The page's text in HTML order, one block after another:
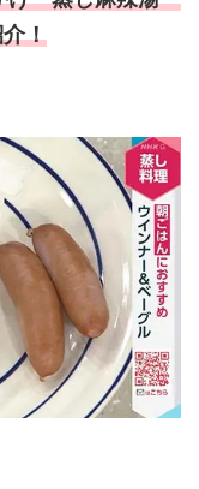
！